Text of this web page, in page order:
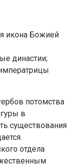
икона Божией
династии;
потомства
в
существования
отдела